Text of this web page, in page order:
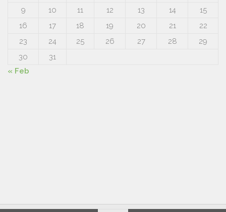
9
10 11 12 13 14
15
16
17 18 19 20 21
22
23
24 25 26 27 28
29
30
31
« Feb